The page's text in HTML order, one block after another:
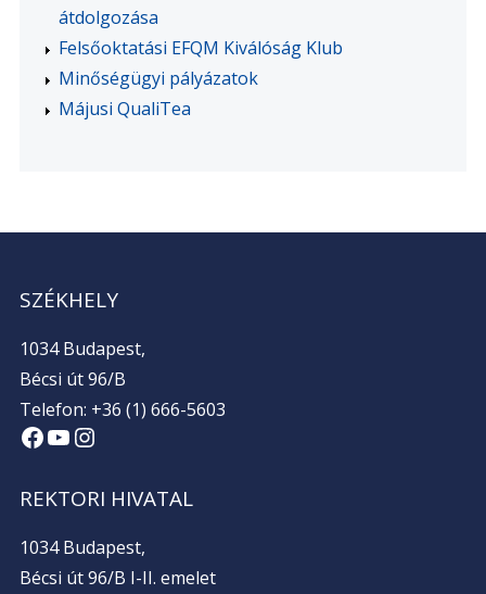
átdolgozása
Felsőoktatási EFQM Kiválóság Klub
Minőségügyi pályázatok
Májusi QualiTea
SZÉKHELY
1034 Budapest,
Bécsi út 96/B
Telefon: +36 (1) 666-5603
Facebook
YouTube
Instagram
REKTORI HIVATAL
1034 Budapest,
Bécsi út 96/B I-II. emelet